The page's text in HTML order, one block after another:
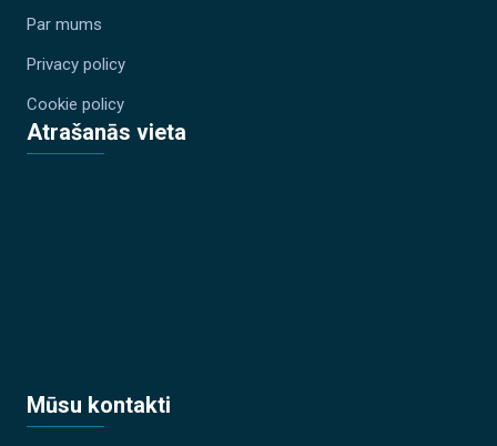
Par mums
Privacy policy
Cookie policy
Atrašanās vieta
Mūsu kontakti